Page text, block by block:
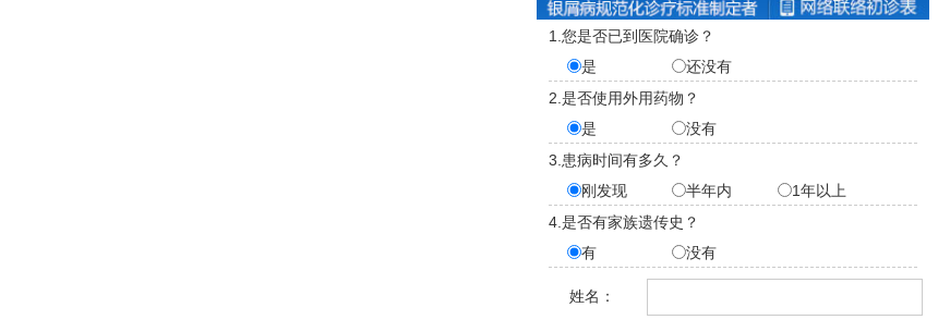
1.您是否已到医院确诊？
是
还没有
2.是否使用外用药物？
是
没有
3.患病时间有多久？
刚发现
半年内
1年以上
4.是否有家族遗传史？
有
没有
姓名：